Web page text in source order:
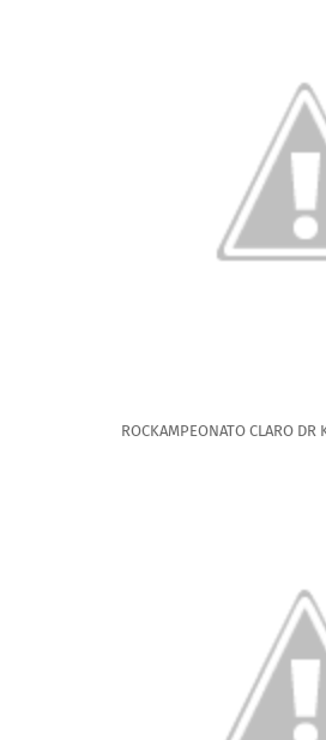
ROCKAMPEONATO CLARO DR